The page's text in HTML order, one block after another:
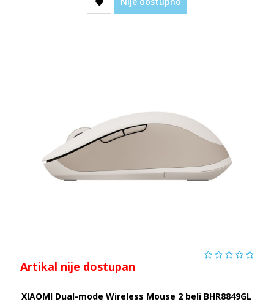
Artikal nije dostupan
XIAOMI Dual-mode Wireless Mouse 2 beli BHR8849GL